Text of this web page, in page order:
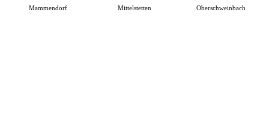
Mammendorf Mittelstetten Oberschweinbach